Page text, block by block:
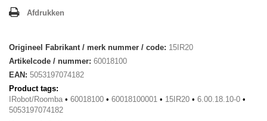
Afdrukken
Origineel Fabrikant / merk nummer / code: 15IR20
Artikelcode / nummer: 60018100
EAN: 5053197074182
Product tags:
IRobot/Roomba • 60018100 • 60018100001 • 15IR20 • 6.00.18.10-0 •
5053197074182